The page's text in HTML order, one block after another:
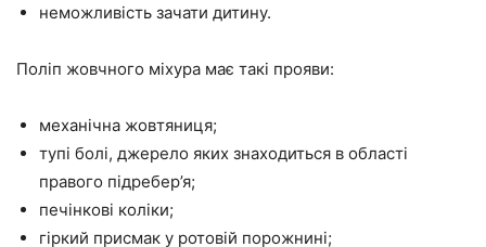
неможливість зачати дитину.
Поліп жовчного міхура має такі прояви:
механічна жовтяниця;
тупі болі, джерело яких знаходиться в області
правого підребер’я;
печінкові коліки;
гіркий присмак у ротовій порожнині;